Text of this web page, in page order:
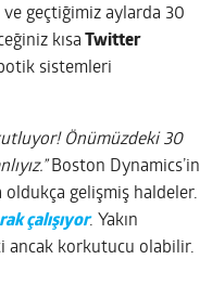
geçtiğimiz aylarda 30
kısa Twitter
sistemleri
Önümüzdeki 30
Boston Dynamics’in
oldukça gelişmiş haldeler.
çalışıyor. Yakın
ancak korkutucu olabilir.